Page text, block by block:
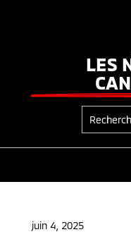
LES
juin 4, 2025